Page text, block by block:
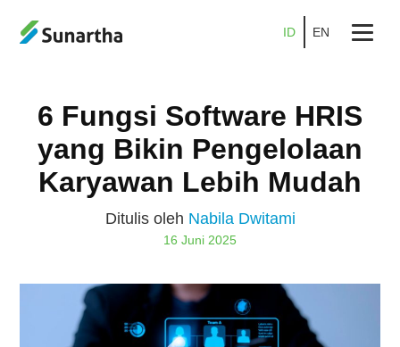
Tentang
Produk
Kemitraan
ID EN
6 Fungsi Software HRIS
yang Bikin Pengelolaan
Karyawan Lebih Mudah
Ditulis oleh Nabila Dwitami
16 Juni 2025